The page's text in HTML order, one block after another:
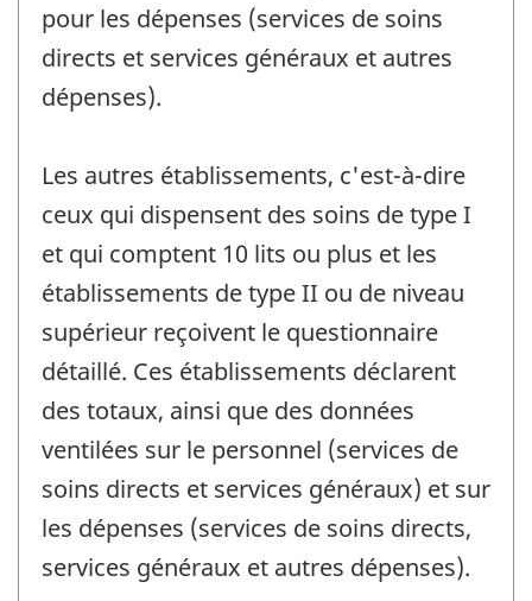
pour les dépenses (services de soins
directs et services généraux et autres
dépenses).
Les autres établissements, c'est-à-dire
ceux qui dispensent des soins de type I
et qui comptent 10 lits ou plus et les
établissements de type II ou de niveau
supérieur reçoivent le questionnaire
détaillé. Ces établissements déclarent
des totaux, ainsi que des données
ventilées sur le personnel (services de
soins directs et services généraux) et sur
les dépenses (services de soins directs,
services généraux et autres dépenses).